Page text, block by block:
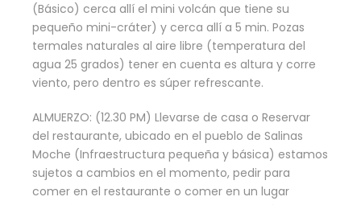
(Básico) cerca allí el mini volcán que tiene su
pequeño mini-cráter) y cerca allí a 5 min. Pozas
termales naturales al aire libre (temperatura del
agua 25 grados) tener en cuenta es altura y corre
viento, pero dentro es súper refrescante.
ALMUERZO: (12.30 PM) Llevarse de casa o Reservar
del restaurante, ubicado en el pueblo de Salinas
Moche (Infraestructura pequeña y básica) estamos
sujetos a cambios en el momento, pedir para
comer en el restaurante o comer en un lugar